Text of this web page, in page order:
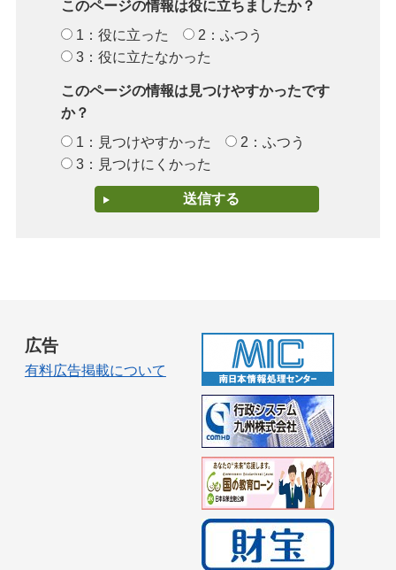
このページの情報は役に立ちましたか？
1：役に立った
2：ふつう
3：役に立たなかった
このページの情報は見つけやすかったです
か？
1：見つけやすかった
2：ふつう
3：見つけにくかった
広告
有料広告掲載について